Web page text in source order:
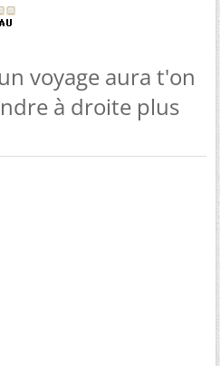
voyage aura t'on
à droite plus